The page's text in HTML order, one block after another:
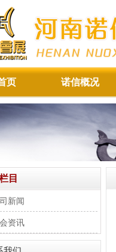
页 诺信概况
目
新闻
资讯